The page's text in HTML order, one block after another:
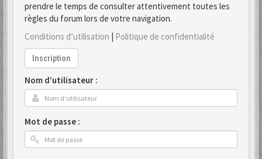
prendre le temps de consulter attentivement toutes les
règles du forum lors de votre navigation.
Conditions d’utilisation | Politique de confidentialité
Inscription
Nom d’utilisateur :
Mot de passe :